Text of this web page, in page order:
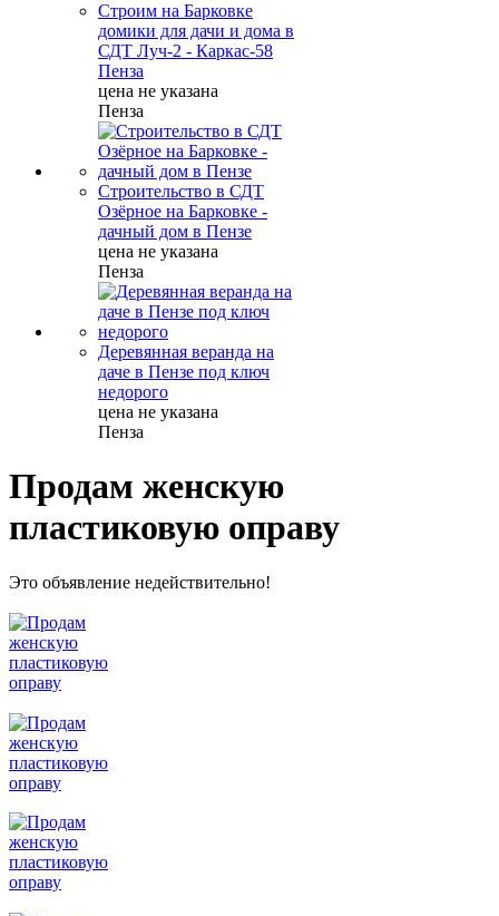
Строим на Барковке
домики для дачи и дома в
СДТ Луч-2 - Каркас-58
Пенза
цена не указана
Пенза
Строительство в СДТ
Озёрное на Барковке -
дачный дом в Пензе
цена не указана
Пенза
Деревянная веранда на
даче в Пензе под ключ
недорого
цена не указана
Пенза
Продам женскую
пластиковую оправу
Это объявление недействительно!